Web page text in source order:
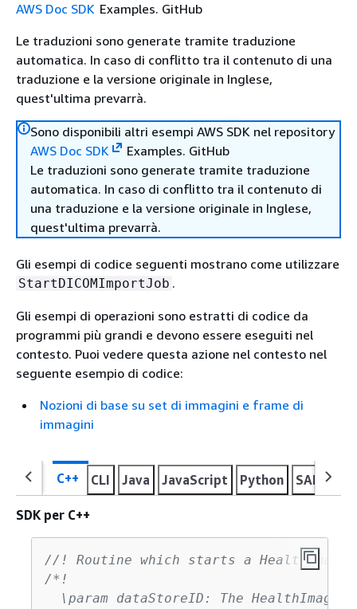
AWS Doc SDK Examples. GitHub
Le traduzioni sono generate tramite traduzione
automatica. In caso di conflitto tra il contenuto di una
traduzione e la versione originale in Inglese,
quest'ultima prevarrà.
Sono disponibili altri esempi AWS SDK nel repository
AWS Doc SDK
Examples. GitHub
Le traduzioni sono generate tramite traduzione
automatica. In caso di conflitto tra il contenuto di
una traduzione e la versione originale in Inglese,
quest'ultima prevarrà.
Gli esempi di codice seguenti mostrano come utilizzare
StartDICOMImportJob .
Gli esempi di operazioni sono estratti di codice da
programmi più grandi e devono essere eseguiti nel
contesto. Puoi vedere questa azione nel contesto nel
seguente esempio di codice:
Nozioni di base su set di immagini e frame di
immagini
C++ CLI Java JavaScript Python SAP ABAP
SDK per C++
//! Routine which starts a
/*!
\param dataStoreID: The